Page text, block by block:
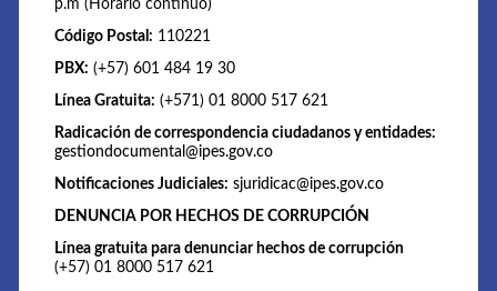
p.m (Horario continuo)
Código Postal: 110221
PBX: (+57) 601 484 19 30
Línea Gratuita: (+571) 01 8000 517 621
Radicación de correspondencia ciudadanos y entidades:
gestiondocumental@ipes.gov.co
Notificaciones Judiciales: sjuridicac@ipes.gov.co
DENUNCIA POR HECHOS DE CORRUPCIÓN
Línea gratuita para denunciar hechos de corrupción
(+57) 01 8000 517 621